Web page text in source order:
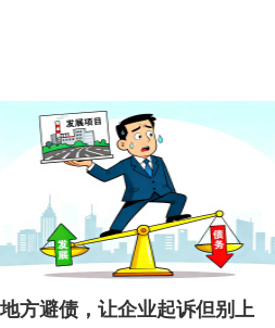
地方避债，让企业起诉但别上